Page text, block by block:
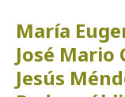
María
José Mario
Jesús